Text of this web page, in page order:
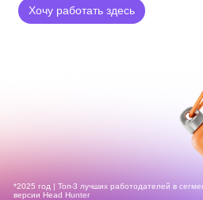
Хочу работать здесь
*2025 год | Топ-3 лучших работодателей в
версии Head Hunter